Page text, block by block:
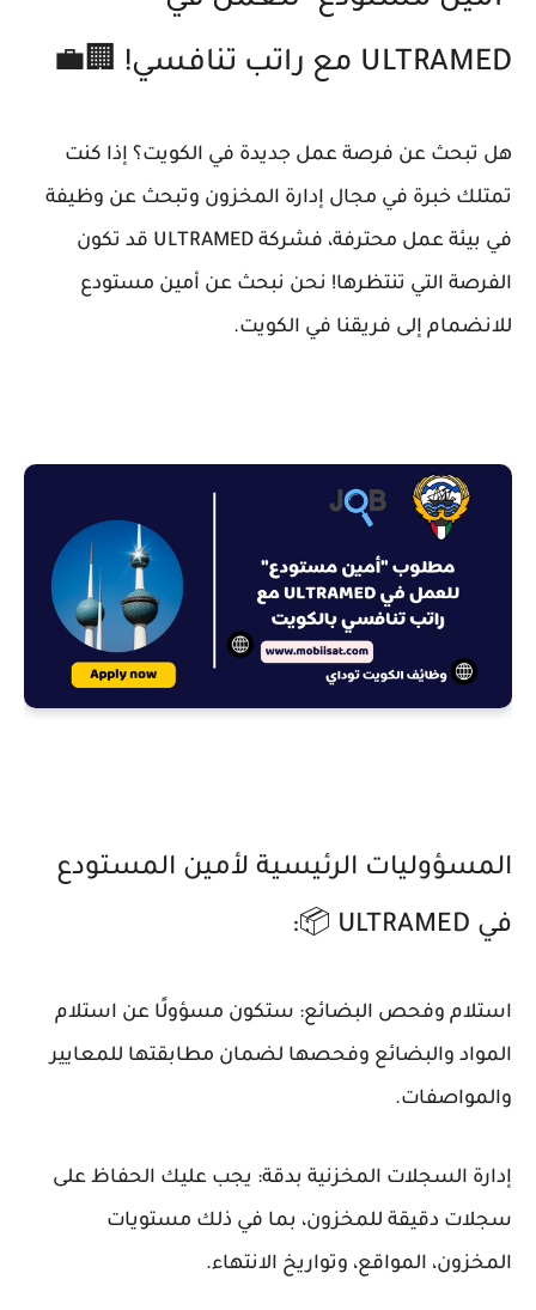
ULTRAMED مع راتب تنافسي! 🏢💼
هل تبحث عن فرصة عمل جديدة في الكويت؟ إذا كنت
تمتلك خبرة في مجال إدارة المخزون وتبحث عن وظيفة
في بيئة عمل محترفة، فشركة ULTRAMED قد تكون
الفرصة التي تنتظرها! نحن نبحث عن أمين مستودع
للانضمام إلى فريقنا في الكويت.
المسؤوليات الرئيسية لأمين المستودع
في ULTRAMED 📦:
استلام وفحص البضائع: ستكون مسؤولًا عن استلام
المواد والبضائع وفحصها لضمان مطابقتها للمعايير
والمواصفات.
إدارة السجلات المخزنية بدقة: يجب عليك الحفاظ على
سجلات دقيقة للمخزون، بما في ذلك مستويات
المخزون، المواقع، وتواريخ الانتهاء.